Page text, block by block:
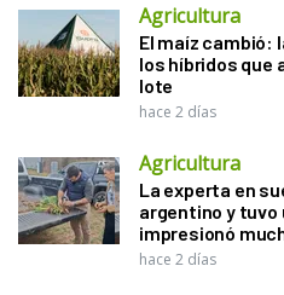
Agricultura
El maíz cambió:
los híbridos que
lote
hace 2 días
Agricultura
La experta en
argentino y tuvo
impresionó
hace 2 días